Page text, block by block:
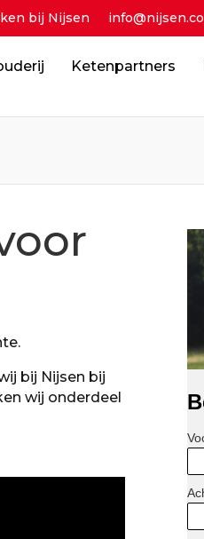
bij Nijsen info@nijsen.co
Ketenpartners
bij Nijsen bij
wij onderdeel